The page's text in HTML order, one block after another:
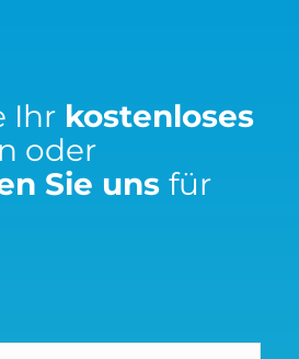
Ihr kostenloses
oder
Sie uns für